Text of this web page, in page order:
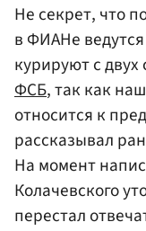
Не секрет, что
в ФИАНе
курируют с
ФСБ, так как
относится к
рассказывал
На момент
Колачевского
перестал